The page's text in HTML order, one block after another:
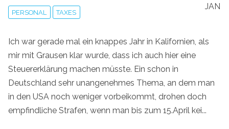
JAN
PERSONAL TAXES
Ich war gerade mal ein knappes Jahr in Kalifornien, als
mir mit Grausen klar wurde, dass ich auch hier eine
Steuererklärung machen müsste. Ein schon in
Deutschland sehr unangenehmes Thema, an dem man
in den USA noch weniger vorbeikommt, drohen doch
empfindliche Strafen, wenn man bis zum 15.April kei...